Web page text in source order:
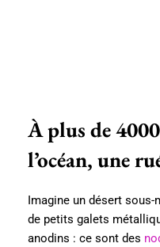
À plus de
l’océan, une
Imagine un désert
de petits galets
anodins : ce sont des